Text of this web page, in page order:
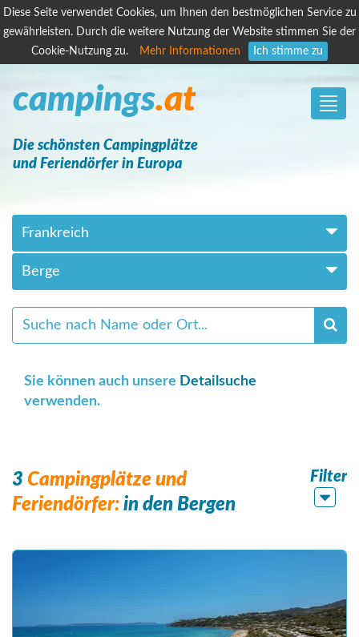
Diese Seite verwendet Cookies, um Ihnen den bestmöglichen Service zu
gewährleisten. Durch die weitere Nutzung der Website stimmen Sie der
Cookie-Nutzung zu.
Mehr Informationen Ich stimme zu
Toggle
campings.at
Die schönsten Campingplätze
und Feriendörfer in Europa
Frankreich
Berge
Sie können auch unsere Detailsuche
verwenden.
3 Campingplätze und
Feriendörfer: in den Bergen
Filter